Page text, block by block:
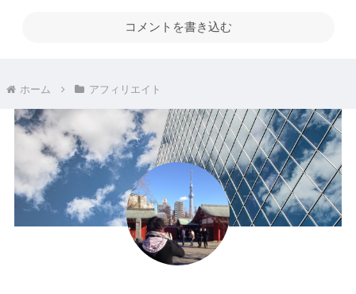
コメントを書き込む
ホーム アフィリエイト